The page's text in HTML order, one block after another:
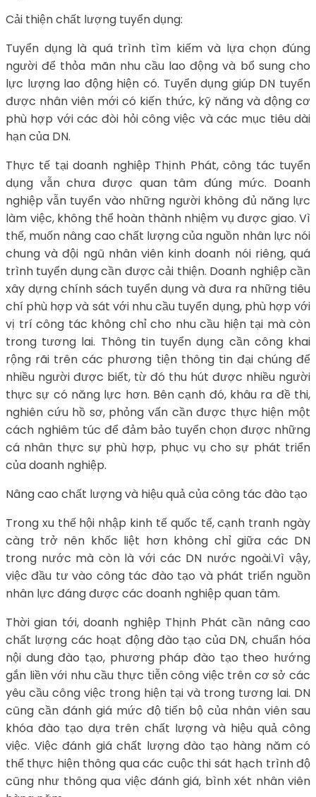
Cải thiện chất lượng tuyển dụng:
Tuyển dụng là quá trình tìm kiếm và lựa chọn đúng
người để thỏa mãn nhu cầu lao động và bổ sung cho
lực lượng lao động hiện có. Tuyển dụng giúp DN tuyển
được nhân viên mới có kiến thức, kỹ năng và động cơ
phù hợp với các đòi hỏi công việc và các mục tiêu dài
hạn của DN.
Thực tế tại doanh nghiệp Thịnh Phát, công tác tuyển
dụng vẫn chưa được quan tâm đúng mức. Doanh
nghiệp vẫn tuyển vào những người không đủ năng lực
làm việc, không thể hoàn thành nhiệm vụ được giao. Vì
thế, muốn nâng cao chất lượng của nguồn nhân lực nói
chung và đội ngũ nhân viên kinh doanh nói riêng, quá
trình tuyển dụng cần được cải thiện. Doanh nghiệp cần
xây dựng chính sách tuyển dụng và đưa ra những tiêu
chí phù hợp và sát với nhu cầu tuyển dụng, phù hợp với
vị trí công tác không chỉ cho nhu cầu hiện tại mà còn
trong tương lai. Thông tin tuyển dụng cần công khai
rộng rãi trên các phương tiện thông tin đại chúng để
nhiều người được biết, từ đó thu hút được nhiều người
thực sự có năng lực hơn. Bên cạnh đó, khâu ra đề thi,
nghiên cứu hồ sơ, phỏng vấn cần được thực hiện một
cách nghiêm túc để đảm bảo tuyển chọn được những
cá nhân thực sự phù hợp, phục vụ cho sự phát triển
của doanh nghiệp.
Nâng cao chất lượng và hiệu quả của công tác đào tạo
Trong xu thế hội nhập kinh tế quốc tế, cạnh tranh ngày
càng trở nên khốc liệt hơn không chỉ giữa các DN
trong nước mà còn là với các DN nước ngoài.Vì vậy,
việc đầu tư vào công tác đào tạo và phát triển nguồn
nhân lực đáng được các doanh nghiệp quan tâm.
Thời gian tới, doanh nghiệp Thịnh Phát cần nâng cao
chất lượng các hoạt động đào tạo của DN, chuẩn hóa
nội dung đào tạo, phương pháp đào tạo theo hướng
gắn liền với nhu cầu thực tiễn công việc trên cơ sở các
yêu cầu công việc trong hiện tại và trong tương lai. DN
cũng cần đánh giá mức độ tiến bộ của nhân viên sau
khóa đào tạo dựa trên chất lượng và hiệu quả công
việc. Việc đánh giá chất lượng đào tạo hàng năm có
thể thực hiện thông qua các cuộc thi sát hạch trình độ
cũng như thông qua việc đánh giá, bình xét nhân viên